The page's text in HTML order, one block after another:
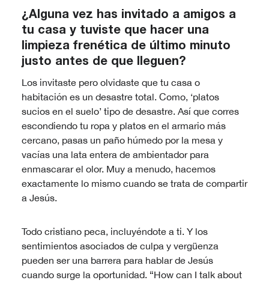
¿Alguna vez has invitado a amigos a
tu casa y tuviste que hacer una
limpieza frenética de último minuto
justo antes de que lleguen?
Los invitaste pero olvidaste que tu casa o
habitación es un desastre total. Como, ‘platos
sucios en el suelo’ tipo de desastre. Así que corres
escondiendo tu ropa y platos en el armario más
cercano, pasas un paño húmedo por la mesa y
vacías una lata entera de ambientador para
enmascarar el olor. Muy a menudo, hacemos
exactamente lo mismo cuando se trata de compartir
a Jesús.
Todo cristiano peca, incluyéndote a ti. Y los
sentimientos asociados de culpa y vergüenza
pueden ser una barrera para hablar de Jesús
cuando surge la oportunidad. “How can I talk about